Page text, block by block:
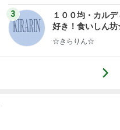
3
１００均・カルデ
好き！食いしん
らりん☆のブログ
☆きらりん☆